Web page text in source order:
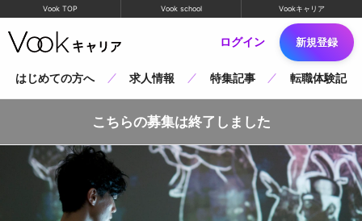
Vook TOP Vook school Vookキャリア
ログイン 新規登録
はじめての方へ 求人情報 特集記事 転職体験記
こちらの募集は終了しました